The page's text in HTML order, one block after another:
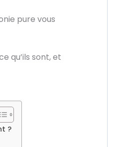
pure vous
qu’ils sont, et
?